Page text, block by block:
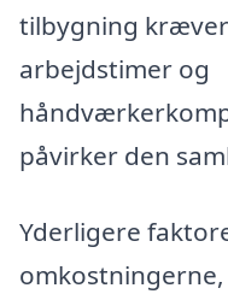
tilbygning
arbejdstimer og
påvirker den
Yderligere